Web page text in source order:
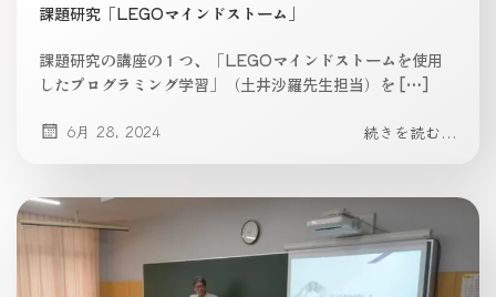
課題研究「LEGOマインドストーム」
課題研究の講座の１つ、「LEGOマインドストームを使用
したプログラミング学習」（土井沙羅先生担当）を […]
6月 28, 2024 続きを読む...